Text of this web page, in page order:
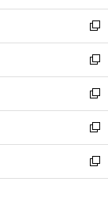
開
く
ウ
で
開
く
ン
ド
ウ
で
開
く
ウ
ィ
ン
ド
ウ
で
開
く
新
し
い
ウ
ィ
ン
ド
ウ
で
開
新
し
い
ウ
ィ
ン
ド
ウ
新
し
い
ウ
ィ
ン
新
し
い
ウ
新
し